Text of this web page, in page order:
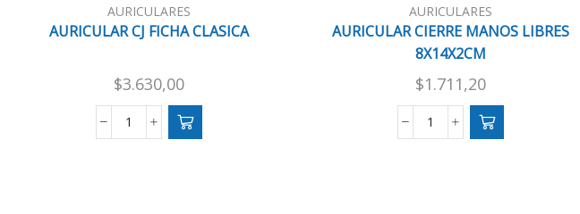
AURICULARES
AURICULAR CJ FICHA CLASICA
$3.630,00
AURICULAR
AURICULARES
AURICULAR CIERRE MANOS LIBRES
8X14X2CM
$1.711,20
AURICULAR